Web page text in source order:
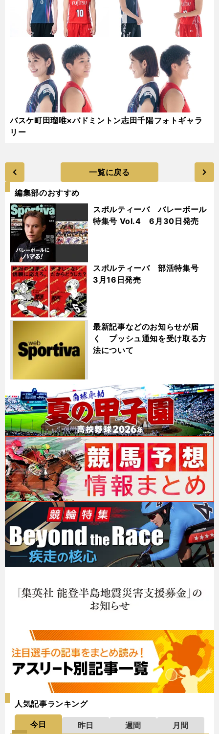
バスケ町田瑠唯×バドミントン志田千陽フォトギャラ
リー
一覧に戻る
編集部のおすすめ
スポルティーバ バレーボール
特集号 Vol.4 6月30日発売
スポルティーバ 部活特集号
3月16日発売
最新記事などのお知らせが届
く プッシュ通知を受け取る方
法について
人気記事ランキング
今日 昨日 週間
月間